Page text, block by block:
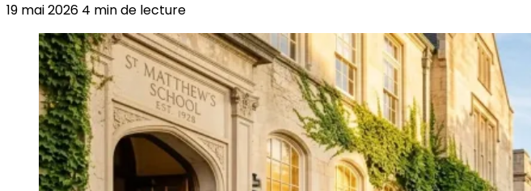
19 mai 2026 4 min de lecture